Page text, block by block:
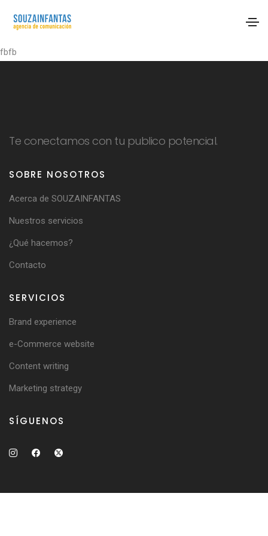
fbfb
Te conectamos con tu publico potencial.
SOBRE NOSOTROS
Acerca de SOUZAINFANTAS
Nuestros servicios
¿Qué hacemos?
Contacto
SERVICIOS
Brand experience
e-Commerce website
Content writing
Marketing strategy
SÍGUENOS